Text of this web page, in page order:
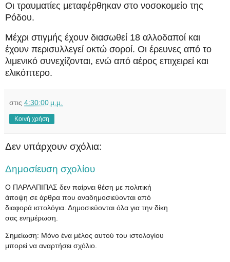
Οι τραυματίες μεταφέρθηκαν στο νοσοκομείο της
Ρόδου.
Μέχρι στιγμής έχουν διασωθεί 18 αλλοδαποί και
έχουν περισυλλεγεί οκτώ σοροί. Οι έρευνες από το
λιμενικό συνεχίζονται, ενώ από αέρος επιχειρεί και
ελικόπτερο.
στις 4:30:00 μ.μ.
Κοινή χρήση
Δεν υπάρχουν σχόλια:
Δημοσίευση σχολίου
Ο ΠΑΡΛΑΠΙΠΑΣ δεν παίρνει θέση με πολιτική
άποψη σε άρθρα που αναδημοσιεύονται από
διαφορά ιστολόγια. Δημοσιεύονται όλα για την δίκη
σας ενημέρωση.
Σημείωση: Μόνο ένα μέλος αυτού του ιστολογίου
μπορεί να αναρτήσει σχόλιο.